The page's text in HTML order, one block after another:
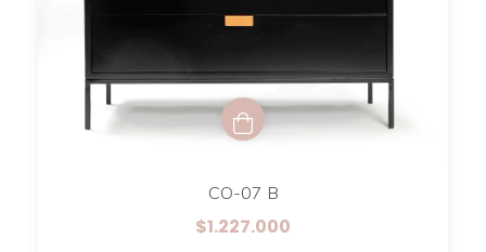
CO-07 B
$1.227.000